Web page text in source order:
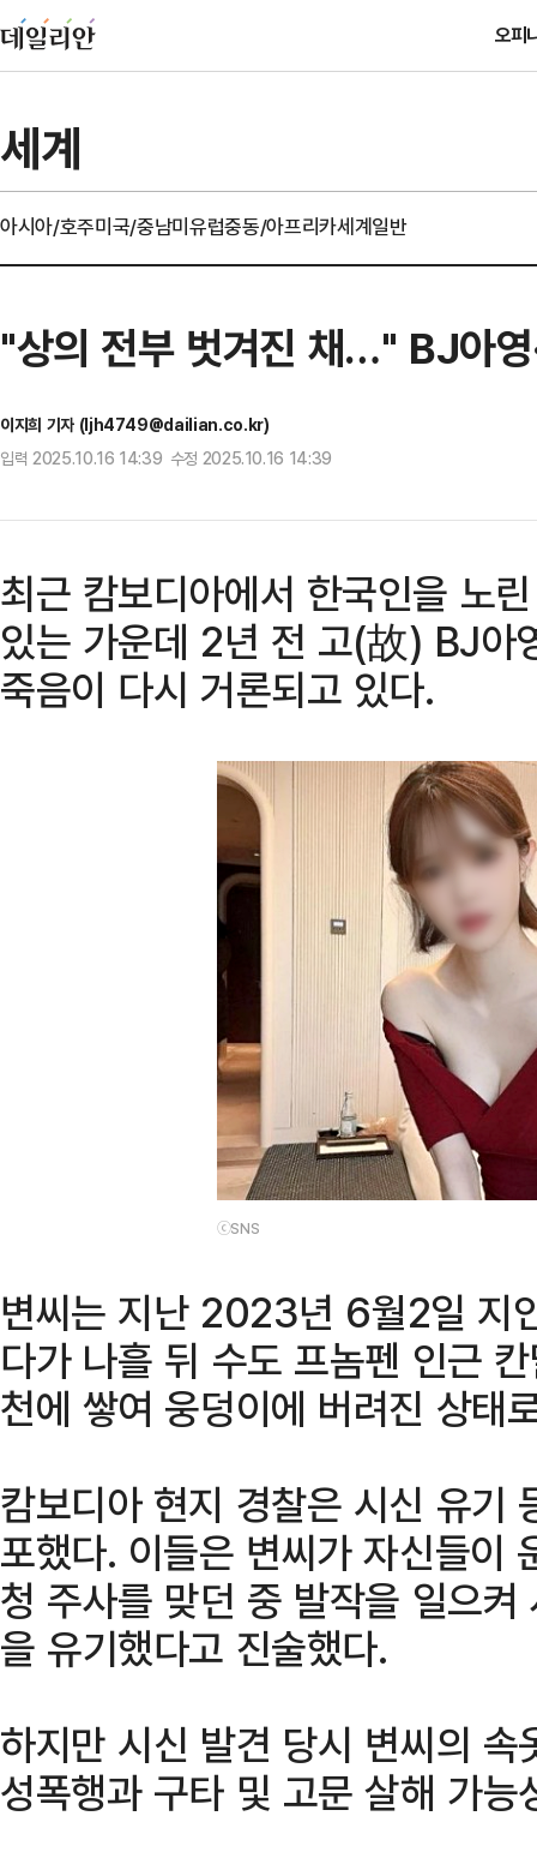
오피
세계
아시아/호주미국/중남미유럽중동/아프리카세계일반
"상의 전부 벗겨진 채…" BJ아영
이지희 기자 (ljh4749@dailian.co.kr)
입력 2025.10.16 14:39 수정 2025.10.16 14:39
최근 캄보디아에서 한국인을 노
있는 가운데 2년 전 고(故) BJ아
죽음이 다시 거론되고 있다.
ⓒSNS
변씨는 지난 2023년 6월2일 지
다가 나흘 뒤 수도 프놈펜 인근
천에 쌓여 웅덩이에 버려진 상태
캄보디아 현지 경찰은 시신 유기
포했다. 이들은 변씨가 자신들이
청 주사를 맞던 중 발작을 일으
을 유기했다고 진술했다.
하지만 시신 발견 당시 변씨의
성폭행과 구타 및 고문 살해 가능